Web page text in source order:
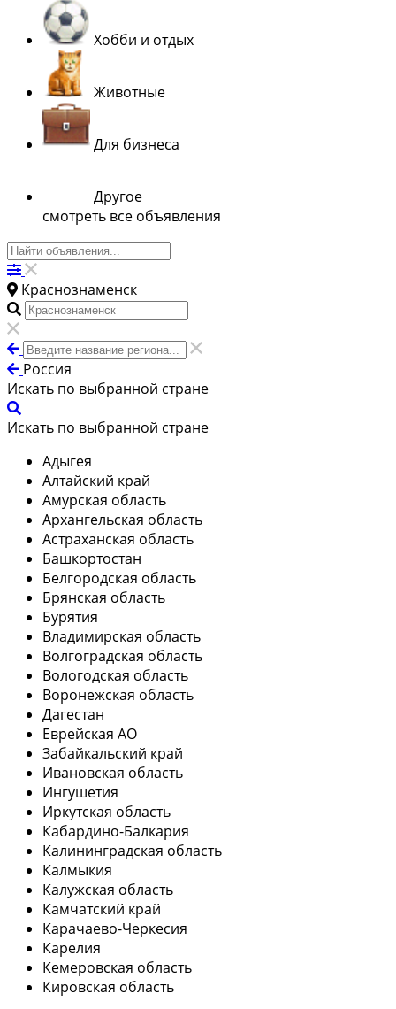
Хобби и отдых
Животные
Для бизнеса
Другое
смотреть все объявления
Краснознаменск
Россия
Искать по выбранной стране
Искать по выбранной стране
Адыгея
Алтайский край
Амурская область
Архангельская область
Астраханская область
Башкортостан
Белгородская область
Брянская область
Бурятия
Владимирская область
Волгоградская область
Вологодская область
Воронежская область
Дагестан
Еврейская АО
Забайкальский край
Ивановская область
Ингушетия
Иркутская область
Кабардино-Балкария
Калининградская область
Калмыкия
Калужская область
Камчатский край
Карачаево-Черкесия
Карелия
Кемеровская область
Кировская область